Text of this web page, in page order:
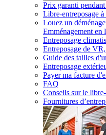
Prix garanti pendant
Libre-entreposage à
Louez un
Emménagement en
Entreposage
Entreposage de
Guide des tailles
Entreposage
Payer ma facture
FAQ
Conseils sur le
Fournitures